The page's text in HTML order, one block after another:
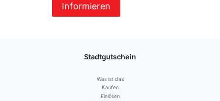
Informieren
Stadtgutschein
Was ist das
Kaufen
Einlösen